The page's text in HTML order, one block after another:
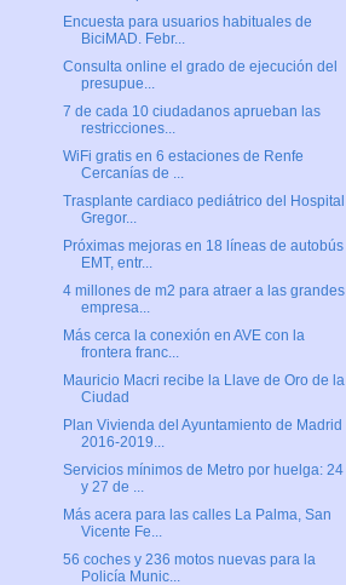
Encuesta para usuarios habituales de
BiciMAD. Febr...
Consulta online el grado de ejecución del
presupue...
7 de cada 10 ciudadanos aprueban las
restricciones...
WiFi gratis en 6 estaciones de Renfe
Cercanías de ...
Trasplante cardiaco pediátrico del Hospital
Gregor...
Próximas mejoras en 18 líneas de autobús
EMT, entr...
4 millones de m2 para atraer a las grandes
empresa...
Más cerca la conexión en AVE con la
frontera franc...
Mauricio Macri recibe la Llave de Oro de la
Ciudad
Plan Vivienda del Ayuntamiento de Madrid
2016-2019...
Servicios mínimos de Metro por huelga: 24
y 27 de ...
Más acera para las calles La Palma, San
Vicente Fe...
56 coches y 236 motos nuevas para la
Policía Munic...